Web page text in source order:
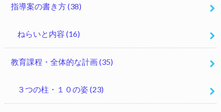
指導案の書き方(38)
ねらいと内容 (16)
教育課程・全体的な計画(35)
３つの柱・１０の姿(23)